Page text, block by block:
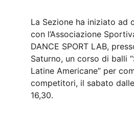
La Sezione ha iniziato ad
con l’Associazione
DANCE SPORT LAB,
Saturno, un corso di balli
Latine Americane” per
competitori, il sabato
16,30.